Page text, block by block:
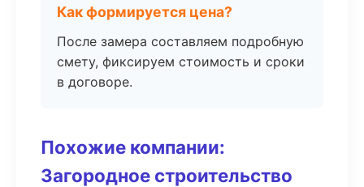
Как формируется цена?
После замера составляем подробную
смету, фиксируем стоимость и сроки
в договоре.
Похожие компании:
Загородное строительство